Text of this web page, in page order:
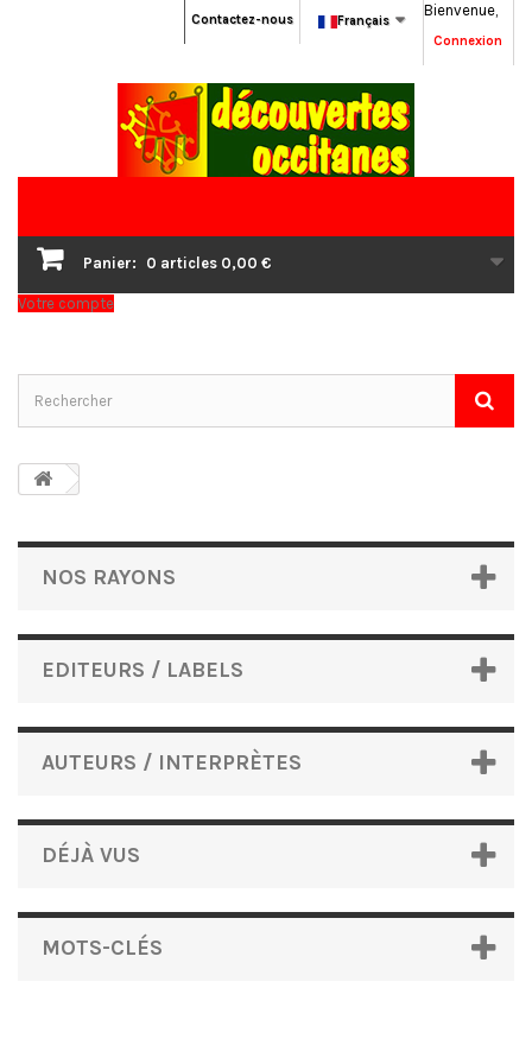
Bienvenue,
Connexion
Français
Contactez-nous
Panier: 0 articles 0,00 €
Votre compte
NOS RAYONS
EDITEURS / LABELS
AUTEURS / INTERPRÈTES
DÉJÀ VUS
MOTS-CLÉS